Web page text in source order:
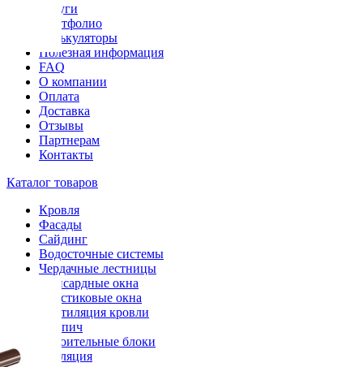
Услуги
Портфолио
Калькуляторы
Полезная информация
FAQ
О компании
Оплата
Доставка
Отзывы
Партнерам
Контакты
Каталог товаров
Кровля
Фасады
Сайдинг
Водосточные системы
Чердачные лестницы
Мансардные окна
Пластиковые окна
Вентиляция кровли
Кирпич
Строительные блоки
Изоляция